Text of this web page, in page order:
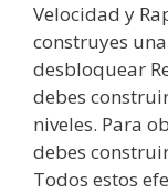
Velocidad y
construyes
desbloquear
debes
niveles. Para
debes
Todos estos